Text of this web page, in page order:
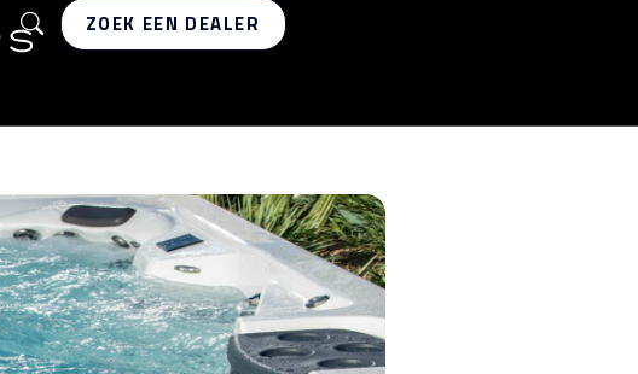
MP MOMENTUM DIEP
Zoek op
ZOEK EEN DEALER